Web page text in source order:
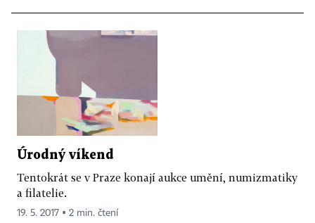
Úrodný víkend
Tentokrát se v Praze konají aukce umění, numizmatiky
a filatelie.
19. 5. 2017 ▪ 2 min. čtení